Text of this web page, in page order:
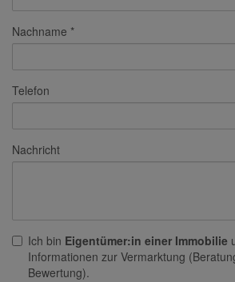
Nachname
Telefon
Nachricht
Ich bin Eigentümer:in einer Immobilie
Informationen zur Vermarktung
Bewertung).